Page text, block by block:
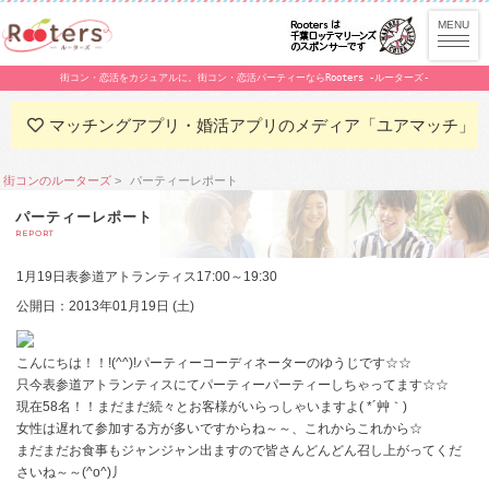
街コン・恋活をカジュアルに。街コン・恋活パーティーならRooters -ルーターズ-
マッチングアプリ・婚活アプリのメディア「ユアマッチ」
街コンのルーターズ パーティーレポート
パーティーレポート
REPORT
1月19日表参道アトランティス17:00～19:30
公開日：2013年01月19日 (土)
こんにちは！！!(^^)!パーティーコーディネーターのゆうじです☆☆
只今表参道アトランティスにてパーティーパーティーしちゃってます☆☆
現在58名！！まだまだ続々とお客様がいらっしゃいますよ( *´艸｀)
女性は遅れて参加する方が多いですからね～～、これからこれから☆
まだまだお食事もジャンジャン出ますので皆さんどんどん召し上がってくだ
さいね～～(^o^)丿